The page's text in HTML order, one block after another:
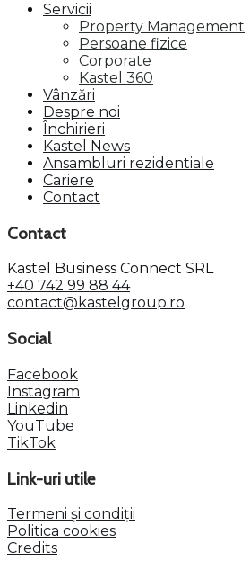
Servicii
Property Management
Persoane fizice
Corporate
Kastel 360
Vânzări
Despre noi
Închirieri
Kastel News
Ansambluri rezidentiale
Cariere
Contact
Contact
Kastel Business Connect SRL
+40 742 99 88 44
contact@kastelgroup.ro
Social
Facebook
Instagram
Linkedin
YouTube
TikTok
Link-uri utile
Termeni și condiții
Politica cookies
Credits